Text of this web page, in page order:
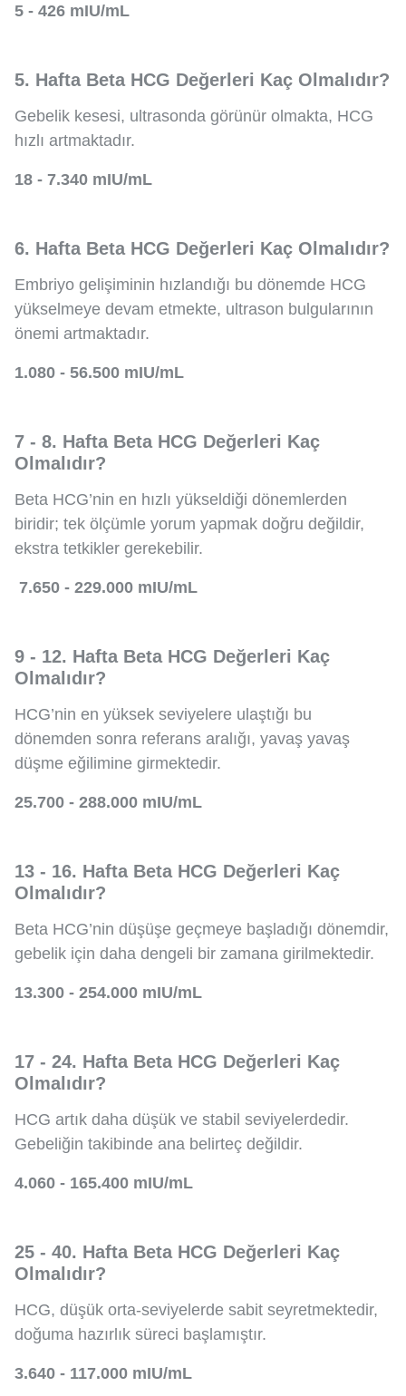
5 - 426 mIU/mL
5. Hafta Beta HCG Değerleri Kaç Olmalıdır?
Gebelik kesesi, ultrasonda görünür olmakta, HCG
hızlı artmaktadır.
18 - 7.340 mIU/mL
6. Hafta Beta HCG Değerleri Kaç Olmalıdır?
Embriyo gelişiminin hızlandığı bu dönemde HCG
yükselmeye devam etmekte, ultrason bulgularının
önemi artmaktadır.
1.080 - 56.500 mIU/mL
7 - 8. Hafta Beta HCG Değerleri Kaç
Olmalıdır?
Beta HCG’nin en hızlı yükseldiği dönemlerden
biridir; tek ölçümle yorum yapmak doğru değildir,
ekstra tetkikler gerekebilir.
7.650 - 229.000 mIU/mL
9 - 12. Hafta Beta HCG Değerleri Kaç
Olmalıdır?
HCG’nin en yüksek seviyelere ulaştığı bu
dönemden sonra referans aralığı, yavaş yavaş
düşme eğilimine girmektedir.
25.700 - 288.000 mIU/mL
13 - 16. Hafta Beta HCG Değerleri Kaç
Olmalıdır?
Beta HCG’nin düşüşe geçmeye başladığı dönemdir,
gebelik için daha dengeli bir zamana girilmektedir.
13.300 - 254.000 mIU/mL
17 - 24. Hafta Beta HCG Değerleri Kaç
Olmalıdır?
HCG artık daha düşük ve stabil seviyelerdedir.
Gebeliğin takibinde ana belirteç değildir.
4.060 - 165.400 mIU/mL
25 - 40. Hafta Beta HCG Değerleri Kaç
Olmalıdır?
HCG, düşük orta-seviyelerde sabit seyretmektedir,
doğuma hazırlık süreci başlamıştır.
3.640 - 117.000 mIU/mL